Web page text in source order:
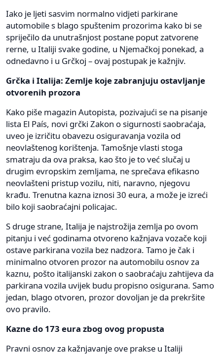
Iako je ljeti sasvim normalno vidjeti parkirane
automobile s blago spuštenim prozorima kako bi se
spriječilo da unutrašnjost postane poput zatvorene
rerne, u Italiji svake godine, u Njemačkoj ponekad, a
odnedavno i u Grčkoj – ovaj postupak je kažnjiv.
Grčka i Italija: Zemlje koje zabranjuju ostavljanje
otvorenih prozora
Kako piše magazin Autopista, pozivajući se na pisanje
lista El País, novi grčki Zakon o sigurnosti saobraćaja,
uveo je izričitu obavezu osiguravanja vozila od
neovlaštenog korištenja. Tamošnje vlasti stoga
smatraju da ova praksa, kao što je to već slučaj u
drugim evropskim zemljama, ne sprečava efikasno
neovlašteni pristup vozilu, niti, naravno, njegovu
krađu. Trenutna kazna iznosi 30 eura, a može je izreći
bilo koji saobraćajni policajac.
S druge strane, Italija je najstrožija zemlja po ovom
pitanju i već godinama otvoreno kažnjava vozače koji
ostave parkirana vozila bez nadzora. Tamo je čak i
minimalno otvoren prozor na automobilu osnov za
kaznu, pošto italijanski zakon o saobraćaju zahtijeva da
parkirana vozila uvijek budu propisno osigurana. Samo
jedan, blago otvoren, prozor dovoljan je da prekršite
ovo pravilo.
Kazne do 173 eura zbog ovog propusta
Pravni osnov za kažnjavanje ove prakse u Italiji